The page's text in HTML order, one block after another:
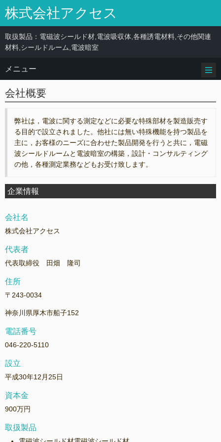
株式会社アクセス
取扱製品：電磁波シールド材,電波吸収体,各種誘電材料,その他関連
材料,シールドルーム,電波暗室
メニュー
会社概要
弊社は，電波に関する測定などに必要な特殊部材を製造販売す
る目的で設立されました。他社には無い特殊機能を持つ製品を
主に，お客様のニーズに合わせた製品開発を行うと共に，電磁
波シールドルームと電波暗室の構築，設計・コンサルティング
の他，各種測定業務などもお受け致します。
企業情報
会社名
株式会社アクセス
代表者
代表取締役 田畑 隆司
住所
〒243-0034
神奈川県厚木市船子152
電話番号
046-220-5110
設立
平成30年12月25日
資本金
900万円
取扱製品